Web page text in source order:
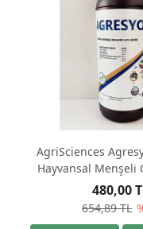
AgriSciences
Hayvansal Menşeli
Gübre
654,89 TL
480,00